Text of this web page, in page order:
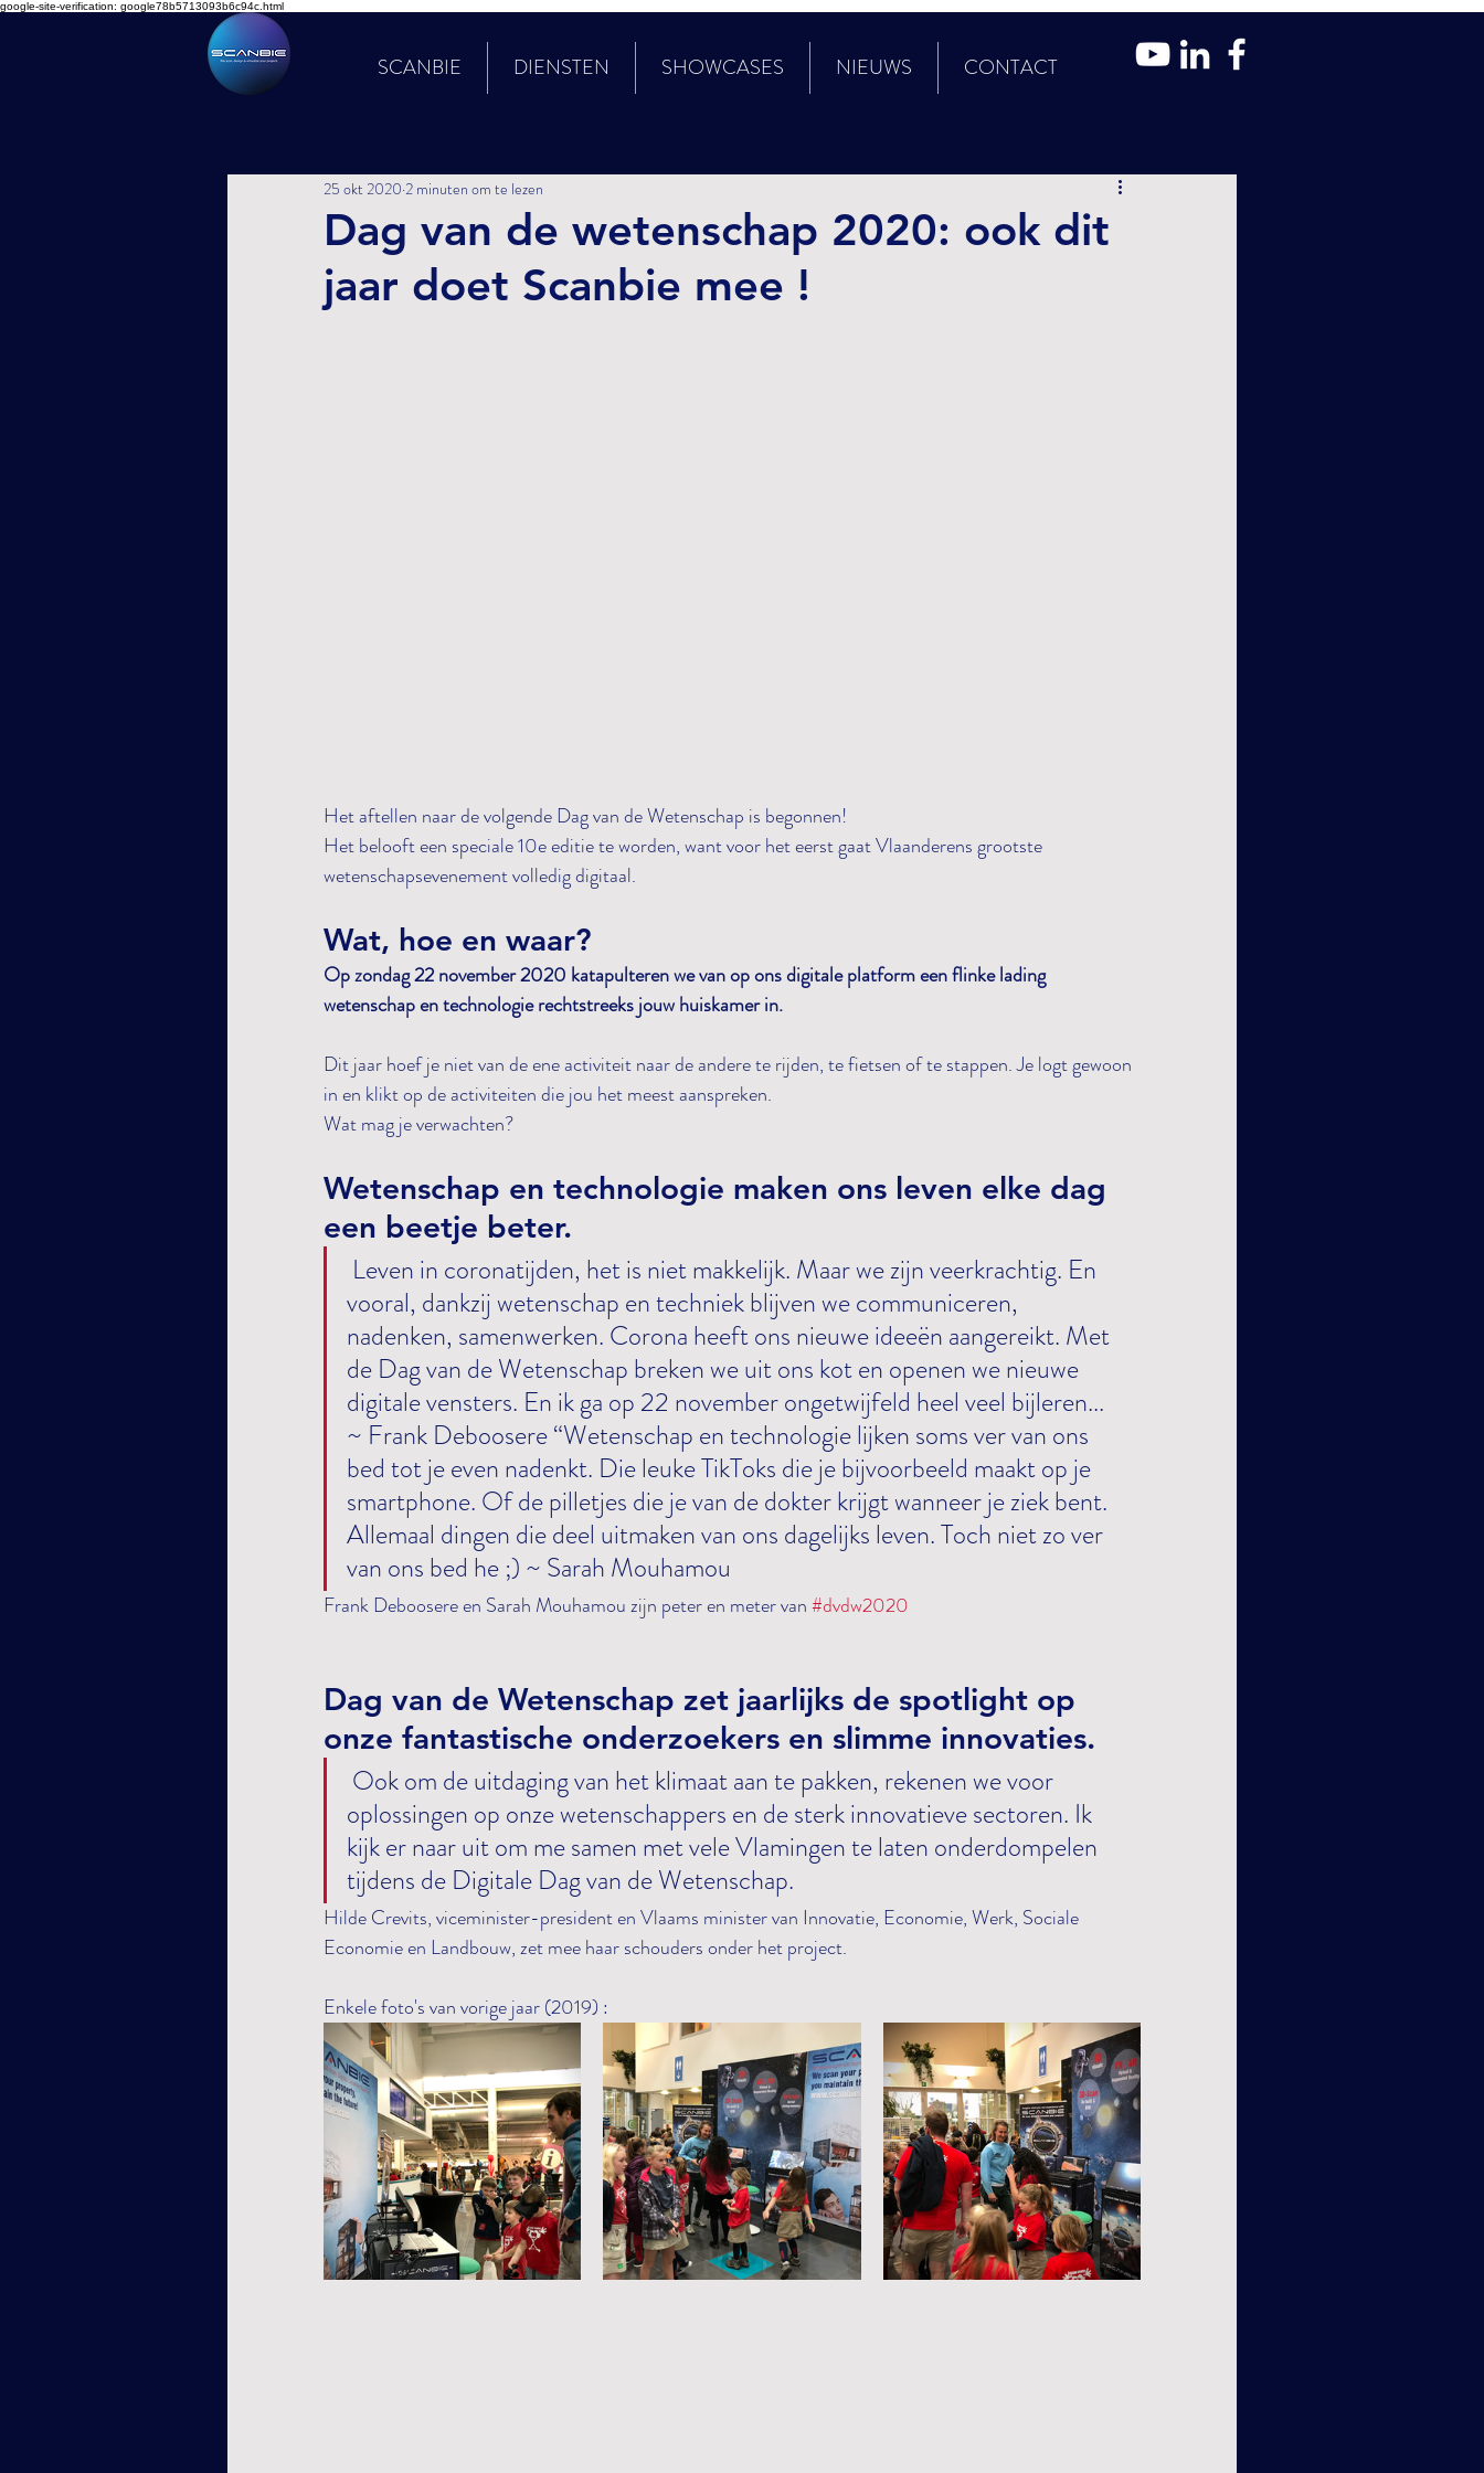
google-site-verification: google78b5713093b6c94c.html
SCANBIE DIENSTEN SHOWCASES NIEUWS CONTACT
Dag van de wetenschap 2020: ook dit
jaar doet Scanbie mee !
25 okt 2020 2 minuten om te lezen
Het aftellen naar de volgende Dag van de Wetenschap is begonnen!
Het belooft een speciale 10e editie te worden, want voor het eerst gaat Vlaanderens grootste
wetenschapsevenement volledig digitaal.
Wat, hoe en waar?
Op zondag 22 november 2020 katapulteren we van op ons digitale platform een flinke lading
wetenschap en technologie rechtstreeks jouw huiskamer in.
Dit jaar hoef je niet van de ene activiteit naar de andere te rijden, te fietsen of te stappen. Je logt gewoon
in en klikt op de activiteiten die jou het meest aanspreken.
Wat mag je verwachten?
Wetenschap en technologie maken ons leven elke dag
een beetje beter.
vooral, dankzij wetenschap en techniek blijven we communiceren,
nadenken, samenwerken. Corona heeft ons nieuwe ideeën aangereikt. Met
de Dag van de Wetenschap breken we uit ons kot en openen we nieuwe
digitale vensters. En ik ga op 22 november ongetwijfeld heel veel bijleren...
~ Frank Deboosere “Wetenschap en technologie lijken soms ver van ons
bed tot je even nadenkt. Die leuke TikToks die je bijvoorbeeld maakt op je
smartphone. Of de pilletjes die je van de dokter krijgt wanneer je ziek bent.
Allemaal dingen die deel uitmaken van ons dagelijks leven. Toch niet zo ver
van ons bed he ;) ~ Sarah Mouhamou
Frank Deboosere en Sarah Mouhamou zijn peter en meter van #dvdw2020
Dag van de Wetenschap zet jaarlijks de spotlight op
onze fantastische onderzoekers en slimme innovaties.
oplossingen op onze wetenschappers en de sterk innovatieve sectoren. Ik
kijk er naar uit om me samen met vele Vlamingen te laten onderdompelen
tijdens de Digitale Dag van de Wetenschap.
Hilde Crevits, viceminister-president en Vlaams minister van Innovatie, Economie, Werk, Sociale
Economie en Landbouw, zet mee haar schouders onder het project.
Enkele foto's van vorige jaar (2019) :